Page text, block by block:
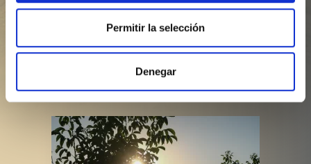
Permitir la selección
Denegar
certificación deGlobal Gap.
Aun con todo esto tenemos contratada una
abonos, tratamientos fitosanitarios y calidad.